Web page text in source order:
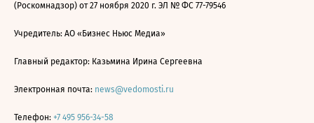
(Роскомнадзор) от 27 ноября 2020 г. ЭЛ № ФС 77-79546
Учредитель: АО «Бизнес Ньюс Медиа»
Главный редактор: Казьмина Ирина Сергеевна
Электронная почта: news@vedomosti.ru
Телефон: +7 495 956-34-58